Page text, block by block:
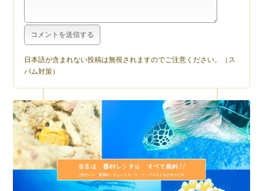
日本語が含まれない投稿は無視されますのでご注意ください。（ス
パム対策）